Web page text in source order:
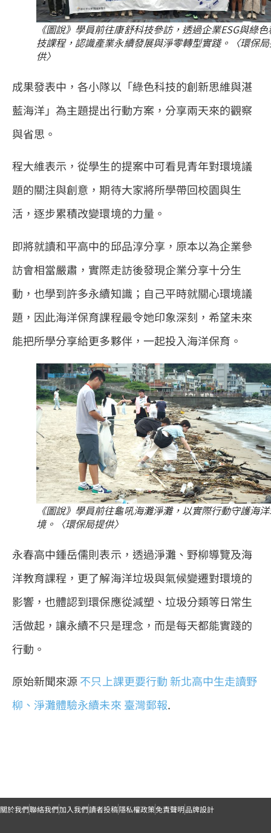
《圖說》學員前往康舒科技參訪，透過企業ESG與綠
技課程，認識產業永續發展與淨零轉型實踐。〈環保
供〉
成果發表中，各小隊以「綠色科技的創新思維與湛
藍海洋」為主題提出行動方案，分享兩天來的觀察
與省思。
程大維表示，從學生的提案中可看見青年對環境議
題的關注與創意，期待大家將所學帶回校園與生
活，逐步累積改變環境的力量。
即將就讀和平高中的邱品淳分享，原本以為企業參
訪會相當嚴肅，實際走訪後發現企業分享十分生
動，也學到許多永續知識；自己平時就關心環境議
題，因此海洋保育課程最令她印象深刻，希望未來
能把所學分享給更多夥伴，一起投入海洋保育。
《圖說》學員前往龜吼海灘淨灘，以實際行動守護海
境。〈環保局提供〉
永春高中鍾岳儒則表示，透過淨灘、野柳導覽及海
洋教育課程，更了解海洋垃圾與氣候變遷對環境的
影響，也體認到環保應從減塑、垃圾分類等日常生
活做起，讓永續不只是理念，而是每天都能實踐的
行動。
原始新聞來源 不只上課更要行動 新北高中生走讀野
柳、淨灘體驗永續未來 臺灣郵報.
關於我們聯絡我們加入我們讀者投稿隱私權政策免責聲明品牌設計